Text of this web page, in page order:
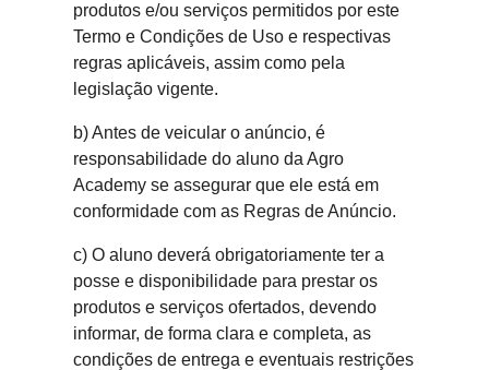
produtos e/ou serviços permitidos por este
Termo e Condições de Uso e respectivas
regras aplicáveis, assim como pela
legislação vigente.
b) Antes de veicular o anúncio, é
responsabilidade do aluno da Agro
Academy se assegurar que ele está em
conformidade com as Regras de Anúncio.
c) O aluno deverá obrigatoriamente ter a
posse e disponibilidade para prestar os
produtos e serviços ofertados, devendo
informar, de forma clara e completa, as
condições de entrega e eventuais restrições